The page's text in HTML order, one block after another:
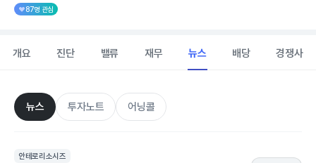
87명 관심
개요 진단 밸류 재무 뉴스 배당 경쟁사
뉴스 투자노트 어닝콜
안테로리소시즈